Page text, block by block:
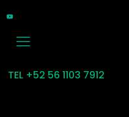
TEL +52 56 1103 7912